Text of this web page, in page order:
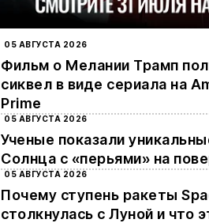
05 АВГУСТА 2026
Фильм о Мелании Трамп
сиквел в виде сериала на
Prime
05 АВГУСТА 2026
Ученые показали
Солнца с «перьями» на
05 АВГУСТА 2026
Почему ступень ракеты
столкнулась с Луной и что